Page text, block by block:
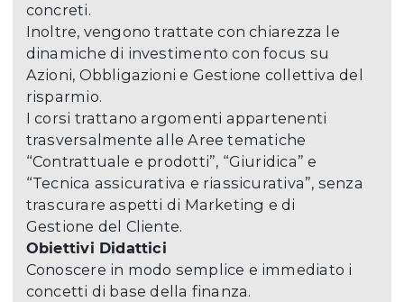
concreti.
Inoltre, vengono trattate con chiarezza le
dinamiche di investimento con focus su
Azioni, Obbligazioni e Gestione collettiva del
risparmio.
I corsi trattano argomenti appartenenti
trasversalmente alle Aree tematiche
“Contrattuale e prodotti”, “Giuridica” e
“Tecnica assicurativa e riassicurativa”, senza
trascurare aspetti di Marketing e di
Gestione del Cliente.
Obiettivi Didattici
Conoscere in modo semplice e immediato i
concetti di base della finanza.